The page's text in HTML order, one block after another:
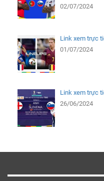
02/07/2024
Link xem trực
01/07/2024
Link xem trực
26/06/2024